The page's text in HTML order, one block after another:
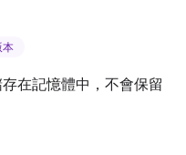
本
在記憶體中，不會保留